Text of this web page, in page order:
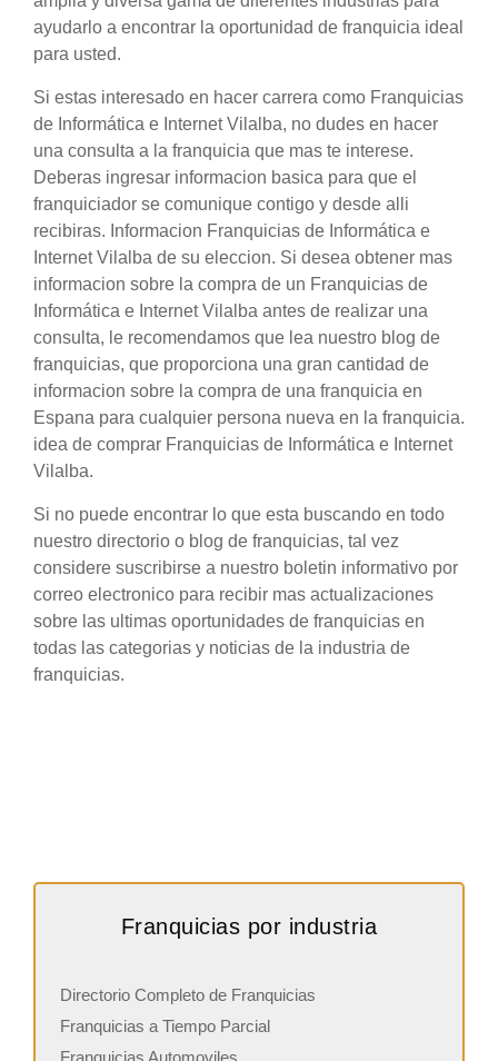
ayudarlo a encontrar la oportunidad de franquicia ideal
para usted.
Si estas interesado en hacer carrera como Franquicias
de Informática e Internet Vilalba, no dudes en hacer
una consulta a la franquicia que mas te interese.
Deberas ingresar informacion basica para que el
franquiciador se comunique contigo y desde alli
recibiras. Informacion Franquicias de Informática e
Internet Vilalba de su eleccion. Si desea obtener mas
informacion sobre la compra de un Franquicias de
Informática e Internet Vilalba antes de realizar una
consulta, le recomendamos que lea nuestro blog de
franquicias, que proporciona una gran cantidad de
informacion sobre la compra de una franquicia en
Espana para cualquier persona nueva en la franquicia.
idea de comprar Franquicias de Informática e Internet
Vilalba.
Si no puede encontrar lo que esta buscando en todo
nuestro directorio o blog de franquicias, tal vez
considere suscribirse a nuestro boletin informativo por
correo electronico para recibir mas actualizaciones
sobre las ultimas oportunidades de franquicias en
todas las categorias y noticias de la industria de
franquicias.
Franquicias por industria
Directorio Completo de Franquicias
Franquicias a Tiempo Parcial